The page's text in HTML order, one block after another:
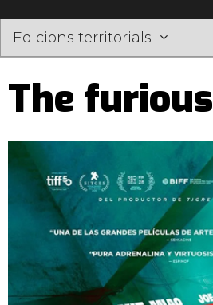
Edicions territorials
The furious